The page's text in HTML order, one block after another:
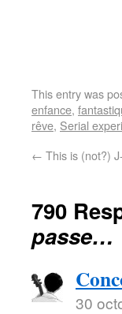
This entry was
enfance,
rêve, Serial
← This is (not?)
790
passe…
30